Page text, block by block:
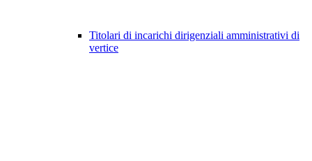
Titolari di incarichi dirigenziali amministrativi di
vertice